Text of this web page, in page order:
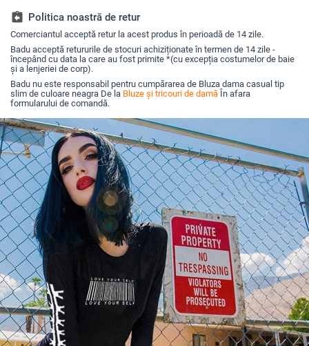
poliester
Mulberry
assignment_return Politica noastră de retur
Comerciantul acceptă retur la acest produs în perioadă de 14 zile.
Badu acceptă retururile de stocuri achiziționate în termen de 14 zile -
începând cu data la care au fost primite *(cu excepția costumelor de baie
și a lenjeriei de corp).
Badu nu este responsabil pentru cumpărarea de Bluza dama casual tip
slim de culoare neagra De la Bluze și tricouri de damă În afara
formularului de comandă.